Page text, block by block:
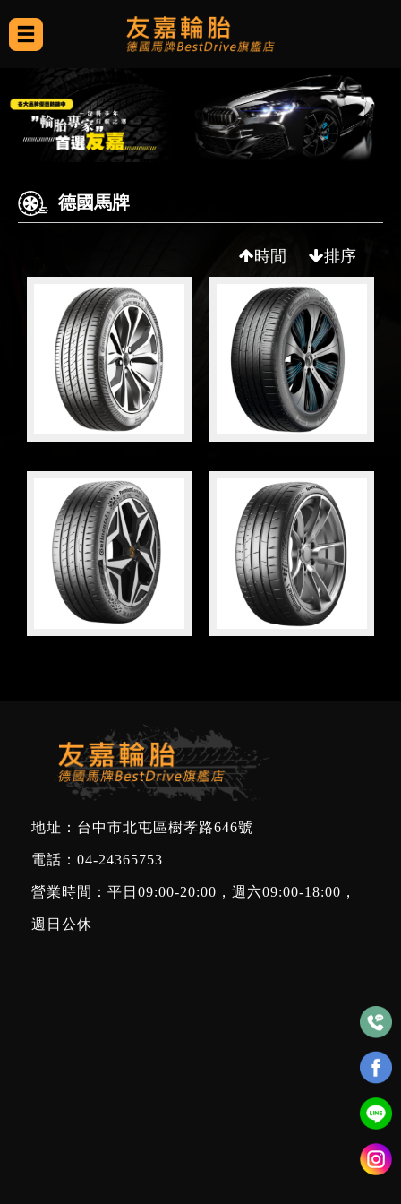
德國馬牌
時間 排序
地址：台中市北屯區樹孝路646號
電話： 04-24365753
營業時間：平日09:00-20:00，週六09:00-18:00，
週日公休